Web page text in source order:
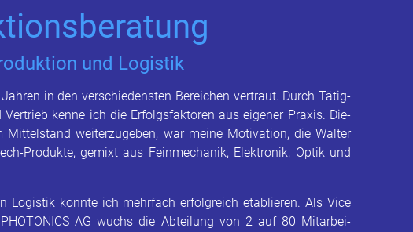
und Lo­gis­tik
in den ver­schie­dens­ten Be­rei­chen ver­traut. Durch Tä­tig­
kenne ich die Er­folgs­fak­to­ren aus ei­ge­ner Pra­xis. Die­
wei­ter­zu­ge­ben, war meine Mo­ti­va­ti­on, die Wal­ter
Pro­duk­te, ge­mixt aus Fein­me­cha­nik, Elek­tro­nik, Optik und
Lo­gis­tik konn­te ich mehr­fach er­folg­reich eta­blie­ren. Als Vice
AG wuchs die Ab­tei­lung von 2 auf 80 Mit­ar­bei­